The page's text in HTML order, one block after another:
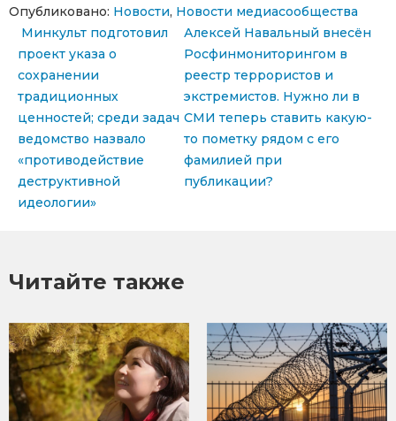
Опубликовано: Новости, Новости медиасообщества
Навигация по записям
Минкульт подготовил
проект указа о
сохранении
традиционных
ценностей; среди задач
ведомство назвало
«противодействие
деструктивной
идеологии»
Алексей Навальный внесён
Росфинмониторингом в
реестр террористов и
экстремистов. Нужно ли в
СМИ теперь ставить какую-
то пометку рядом с его
фамилией при
публикации?
Читайте также